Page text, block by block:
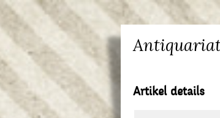
Artikel details